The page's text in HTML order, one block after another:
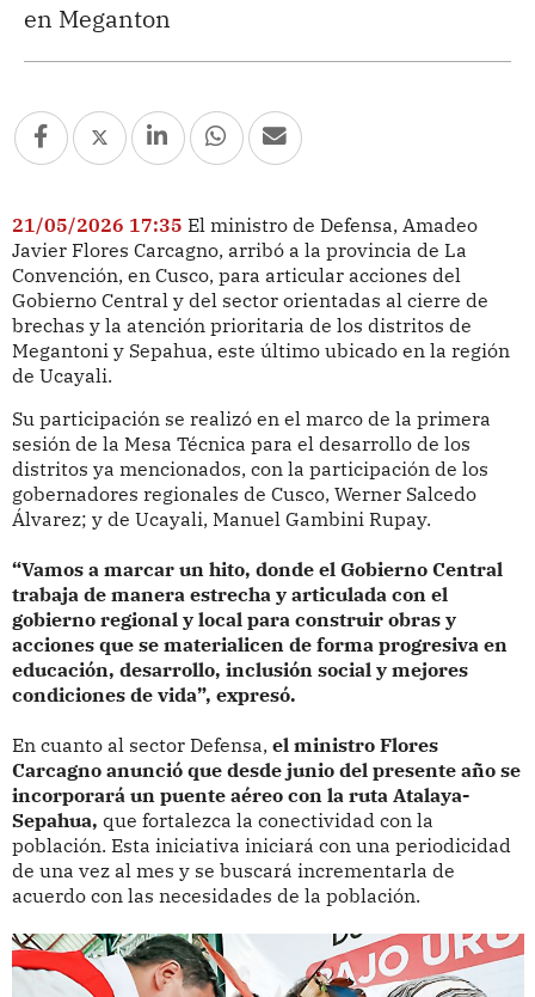
en Meganton
21/05/2026 17:35 El ministro de Defensa, Amadeo
Javier Flores Carcagno, arribó a la provincia de La
Convención, en Cusco, para articular acciones del
Gobierno Central y del sector orientadas al cierre de
brechas y la atención prioritaria de los distritos de
Megantoni y Sepahua, este último ubicado en la región
de Ucayali.
Su participación se realizó en el marco de la primera
sesión de la Mesa Técnica para el desarrollo de los
distritos ya mencionados, con la participación de los
gobernadores regionales de Cusco, Werner Salcedo
Álvarez; y de Ucayali, Manuel Gambini Rupay.
“Vamos a marcar un hito, donde el Gobierno Central
trabaja de manera estrecha y articulada con el
gobierno regional y local para construir obras y
acciones que se materialicen de forma progresiva en
educación, desarrollo, inclusión social y mejores
condiciones de vida”, expresó.
En cuanto al sector Defensa, el ministro Flores
Carcagno anunció que desde junio del presente año se
incorporará un puente aéreo con la ruta Atalaya-
Sepahua, que fortalezca la conectividad con la
población. Esta iniciativa iniciará con una periodicidad
de una vez al mes y se buscará incrementarla de
acuerdo con las necesidades de la población.